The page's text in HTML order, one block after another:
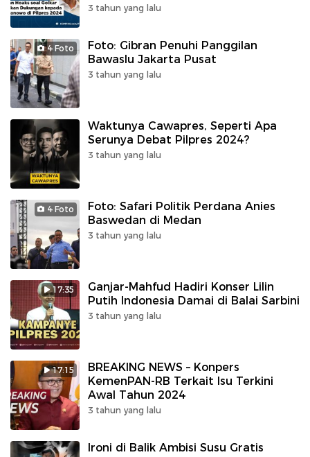
3 tahun yang lalu
4 Foto
Foto: Gibran Penuhi Panggilan
Bawaslu Jakarta Pusat
3 tahun yang lalu
Waktunya Cawapres, Seperti Apa
Serunya Debat Pilpres 2024?
3 tahun yang lalu
4 Foto
Foto: Safari Politik Perdana Anies
Baswedan di Medan
3 tahun yang lalu
17:35
Ganjar-Mahfud Hadiri Konser Lilin
Putih Indonesia Damai di Balai Sarbini
3 tahun yang lalu
17:15
BREAKING NEWS – Konpers
KemenPAN-RB Terkait Isu Terkini
Awal Tahun 2024
3 tahun yang lalu
Ironi di Balik Ambisi Susu Gratis